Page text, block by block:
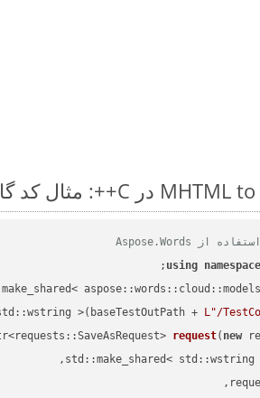
using namespace
>(baseTestOutPath + L"/
request( new